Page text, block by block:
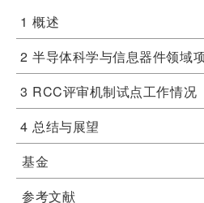
1 概述
2 半导体科学与信息器件领域
3 RCC评审机制试点工作情况
4 总结与展望
基金
参考文献